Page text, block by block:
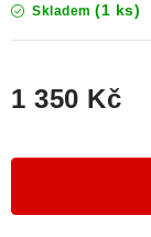
Skladem (1 ks)
1 350 Kč